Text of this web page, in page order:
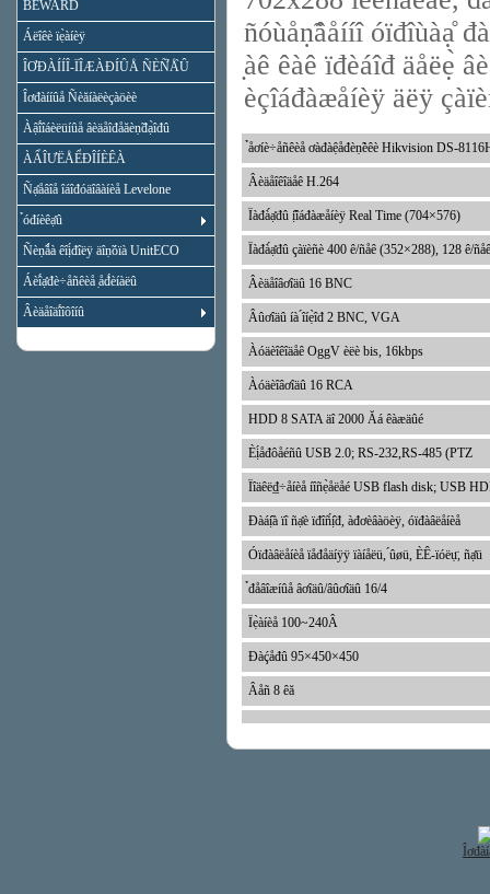
BEWARD
Áëîêè ïẹ̀àíèÿ
ÎƠĐÀÍÍÎ-ÏÎÆÀĐÍÛÅ ÑÈÑ̉Å̀Û
Îơđàííûå Ñèăíàëèçàöèè
Àậî́îáèëüíûå âèäåîđåăèṇ̃đạ̀îđû
ÀẨÎƯËÅỂĐÎÍÈÊÀ
Ñạ̊åâîå îáîđóäîâàíèå Levelone
̉óđíèêạ̊û
Ñèṇ̃ǻà êîị́đîëÿ äîṇ̃óïà UnitECO
Áèî́ạ̊đè÷åñêèå ̣åđ́èíàëû
Âèäåîäî́îôîíû
ñóùåṇ̃âåííî óïđîùàạ̊
̣àê êàê ïđèáîđ äåëẹ̀
èçîáđàæåíèÿ äëÿ
̉åơíè÷åñêèå ơàđàệåđèṇ̃èêè Hikvision DS-
Âèäåîêîäåê H.264
Ïàđà́ạ̊đû ị̂îáđàæåíèÿ Real Time (704×576)
Ïàđà́ạ̊đû çàïèñè 400 ê/ñåê (352×288), 128 ê/
Âèäåîâơîäû 16 BNC
Âûơîäû íà ́îíẹ̀îđ 2 BNC, VGA
Àóäèîêîäåê OggV èëè bis, 16kbps
Àóäèîâơîäû 16 RCA
HDD 8 SATA äî 2000 Ăá êàæäûé
Èị́åđôåéñû USB 2.0; RS-232,RS-485 (PTZ
Ïîäêë₫÷åíèå íîñẹ̀åëåé USB flash disk; USB
Đàáị̂à ïî ñạ̊è ïđîñ́ị̂đ, àđơèâàöèÿ, óïđàâëåíèå
Óïđàâëåíèå ïåđåäíÿÿ ïàíåëü, ́ûøü, ÈÊ-ïóëụ̈, ñạ̊ü
̉đåâîæíûå âơîäû/âûơîäû 16/4
Ïẹ̀àíèå 100~240Â
Đàḉåđû 95×450×450
Âåñ 8 êă